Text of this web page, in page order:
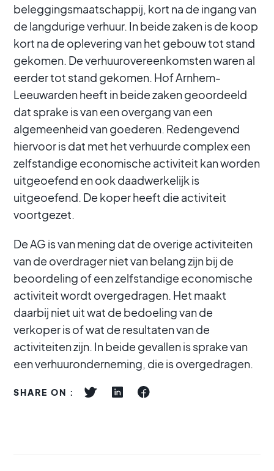
beleggingsmaatschappij, kort na de ingang van
de langdurige verhuur. In beide zaken is de koop
kort na de oplevering van het gebouw tot stand
gekomen. De verhuurovereenkomsten waren al
eerder tot stand gekomen. Hof Arnhem-
Leeuwarden heeft in beide zaken geoordeeld
dat sprake is van een overgang van een
algemeenheid van goederen. Redengevend
hiervoor is dat met het verhuurde complex een
zelfstandige economische activiteit kan worden
uitgeoefend en ook daadwerkelijk is
uitgeoefend. De koper heeft die activiteit
voortgezet.
De AG is van mening dat de overige activiteiten
van de overdrager niet van belang zijn bij de
beoordeling of een zelfstandige economische
activiteit wordt overgedragen. Het maakt
daarbij niet uit wat de bedoeling van de
verkoper is of wat de resultaten van de
activiteiten zijn. In beide gevallen is sprake van
een verhuuronderneming, die is overgedragen.
SHARE ON :